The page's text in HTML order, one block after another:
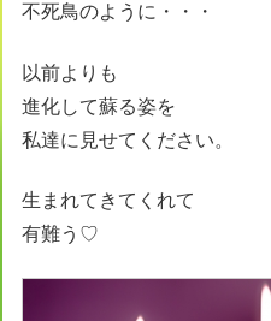
不死鳥のように・・・
以前よりも
進化して蘇る姿を
私達に見せてください。
生まれてきてくれて
有難う♡